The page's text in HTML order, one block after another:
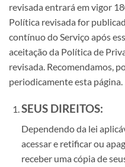
revisada entrará em vigor
Política revisada for
contínuo do Serviço após
aceitação da Política de
revisada. Recomendamos,
periodicamente esta página.
SEUS DIREITOS:
Dependendo da lei
acessar e retificar ou
receber uma cópia de